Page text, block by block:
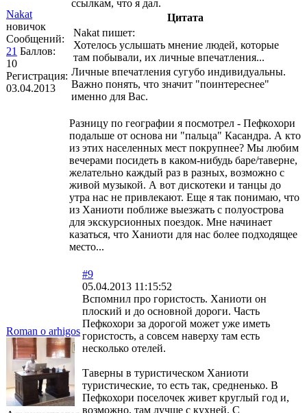
Nakat
новичок
Сообщений:
21 Баллов:
10
Регистрация:
03.04.2013
ссылкам, что я дал.
Цитата
Nakat пишет:
Хотелось услышать мнение людей, которые
там побывали, их личные впечатления...
Личные впечатления сугубо индивидуальны.
Важно понять, что значит "поинтереснее"
именно для Вас.
Разницу по географии я посмотрел - Пефкохори
подальше от основа ни "пальца" Касандра. А кто
из этих населенных мест покрупнее? Мы любим
вечерами посидеть в каком-нибудь баре/таверне,
желательно каждый раз в разных, возможно с
живой музыкой. А вот дискотеки и танцы до
утра нас не привлекают. Еще я так понимаю, что
из Ханиоти поближе выезжать с полуострова
для экскурсионных поездок. Мне начинает
казаться, что Ханиоти для нас более подходящее
место...
Roman o arhigos
#9
05.04.2013 11:15:52
Вспомнил про гористость. Ханиоти он
плоский и до основной дороги. Часть
Пефкохори за дорогой может уже иметь
гористость, а совсем наверху там есть
несколько отелей.
Таверны в туристическом Ханиоти
туристические, то есть так, средненько. В
Пефкохори поселочек живет круглый год и,
возможно, там лучше с кухней. С